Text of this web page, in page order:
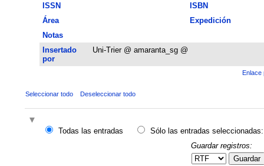
ISSN
ISBN
Área
Expedición
Notas
Insertado
por
Uni-Trier @ amaranta_sg @
Enlace
Seleccionar todo Deseleccionar todo
Todas las entradas
Sólo las entradas seleccionadas:
Guardar registros:
Guardar